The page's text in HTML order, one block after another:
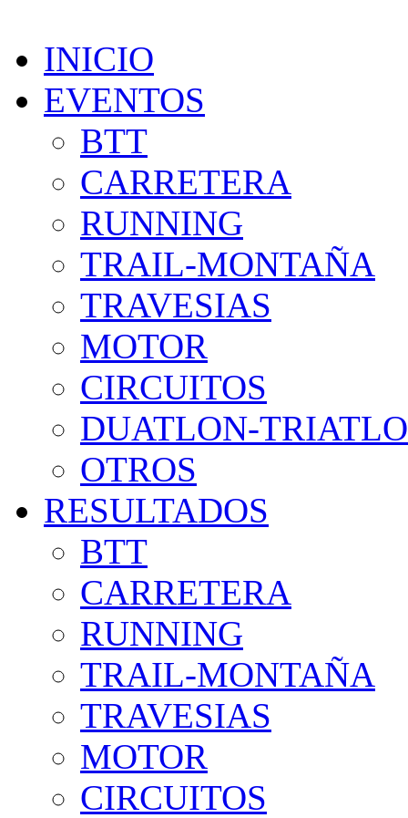
INICIO
EVENTOS
BTT
CARRETERA
RUNNING
TRAIL-MONTAÑA
TRAVESIAS
MOTOR
CIRCUITOS
DUATLON-
OTROS
RESULTADOS
BTT
CARRETERA
RUNNING
TRAIL-MONTAÑA
TRAVESIAS
MOTOR
CIRCUITOS